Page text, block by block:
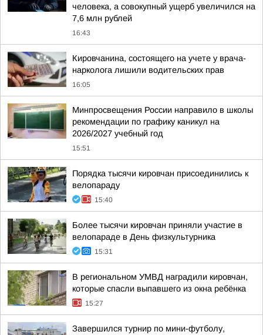
человека, а совокупный ущерб увеличился на
7,6 млн рублей
16:43
Кировчанина, состоящего на учете у врача-
нарколога лишили водительских прав
16:05
Минпросвещения России направило в школы
рекомендации по графику каникул на
2026/2027 учебный год
15:51
Порядка тысячи кировчан присоединились к
велопараду
15:40
Более тысячи кировчан приняли участие в
велопараде в День физкультурника
15:31
В региональном УМВД наградили кировчан,
которые спасли выпавшего из окна ребёнка
15:27
Завершился турнир по мини-футболу,